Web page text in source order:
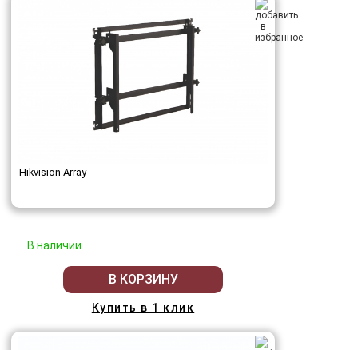
Hikvision Array
В наличии
В КОРЗИНУ
Купить в 1 клик